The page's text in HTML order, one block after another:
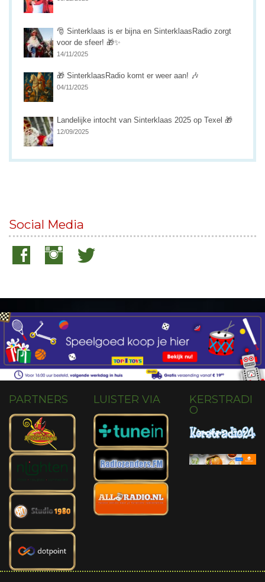
🎅 Sinterklaas is er bijna en SinterklaasRadio zorgt
voor de sfeer! 🎁✨
14/11/2025
🎁 SinterklaasRadio komt er weer aan! 🎶
04/11/2025
Landelijke intocht van Sinterklaas 2025 op Texel 🎁
12/09/2025
Social Media
PARTNERS LUISTER VIA
KERSTRADI
O